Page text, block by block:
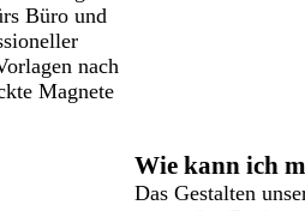
Büro und
nach
Magnete
Wie kann ich
Das Gestalten